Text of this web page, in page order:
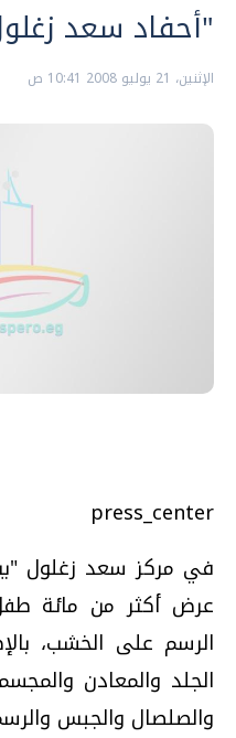
"أحفاد سعد
الإثنين، 21 يوليو 2008 10:41 ص
press_center
في مركز سعد زغلول
عرض أكثر من مائة
الرسم على الخشب،
الجلد والمعادن
والصلصال والجبس